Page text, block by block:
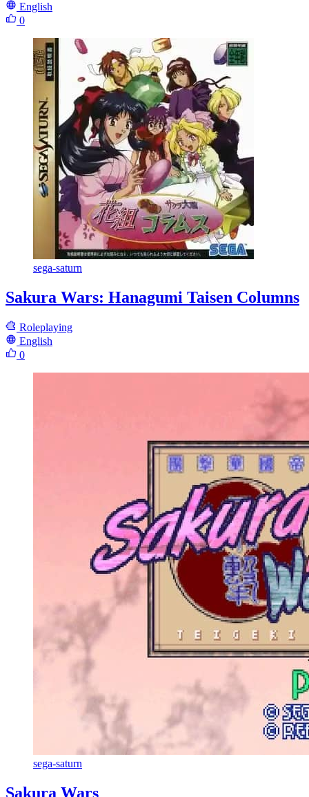
English
0
sega-saturn
Sakura Wars: Hanagumi Taisen Columns
Roleplaying
English
0
sega-saturn
Sakura Wars